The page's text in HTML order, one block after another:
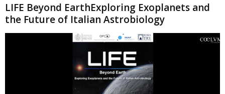
LIFE Beyond EarthExploring Exoplanets and
the Future of Italian Astrobiology